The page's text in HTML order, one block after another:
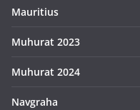
Mauritius
Muhurat 2023
Muhurat 2024
Navgraha